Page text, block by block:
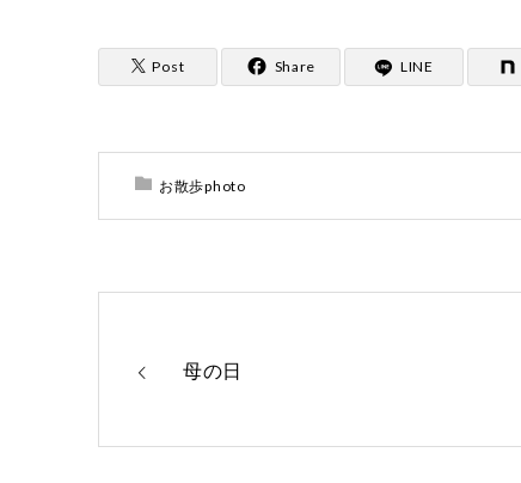
Post Share LINE
お散歩photo
母の日